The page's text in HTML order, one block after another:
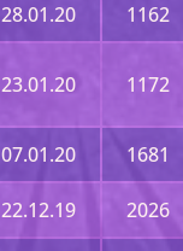
28.01.20 1162
23.01.20 1172
07.01.20 1681
22.12.19 2026